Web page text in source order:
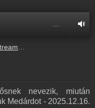
…
puskas-peti-3.mp3
nevezik, miután
Medárdot - 2025.12.16.